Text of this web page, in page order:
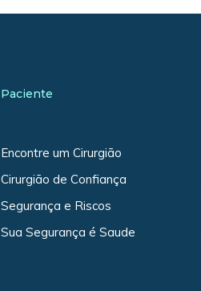
Paciente
Encontre um Cirurgião
Cirurgião de Confiança
Segurança e Riscos
Sua Segurança é Saude